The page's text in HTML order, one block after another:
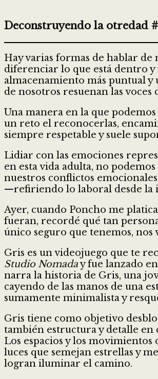
Deconstruyendo la otredad
Hay varias formas de hablar
diferenciar lo que está dentro
almacenamiento más puntual y
de nosotros resuenan las
Una manera en la que
un reto el reconocerlas,
siempre respetable y suele
Lidiar con las emociones
en esta vida adulta, no
nuestros conflictos
—refiriendo lo laboral desde la
Ayer, cuando Poncho me
fueran, recordé qué tan
único seguro que tenemos,
Gris es un videojuego que te
Studio Nomaday fue lanzado
narra la historia de Gris, una
cayendo de las manos de una
sumamente minimalista y
Gris tiene como objetivo
también estructura y detalle en
Los espacios y los
luces que semejan estrellas y
logran iluminar el camino.